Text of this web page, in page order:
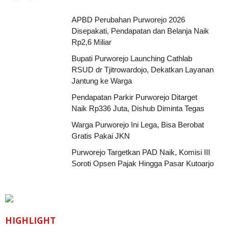
APBD Perubahan Purworejo 2026
Disepakati, Pendapatan dan Belanja Naik
Rp2,6 Miliar
Bupati Purworejo Launching Cathlab
RSUD dr Tjitrowardojo, Dekatkan Layanan
Jantung ke Warga
Pendapatan Parkir Purworejo Ditarget
Naik Rp336 Juta, Dishub Diminta Tegas
Warga Purworejo Ini Lega, Bisa Berobat
Gratis Pakai JKN
Purworejo Targetkan PAD Naik, Komisi III
Soroti Opsen Pajak Hingga Pasar Kutoarjo
HIGHLIGHT